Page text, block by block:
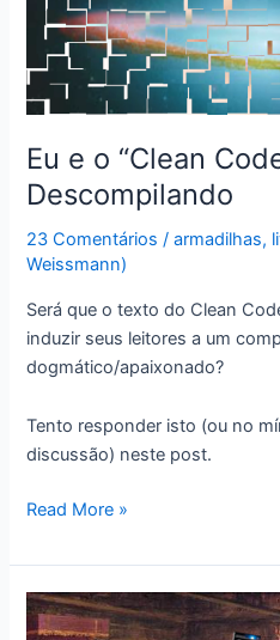
Capítulo
sobre
Comentários
Eu e o “Clean
Descompilando
23 Comentários /armadilhas,
Weissmann)
Será que o texto do Clean
induzir seus leitores a um
dogmático/apaixonado?
Tento responder isto (ou no
discussão) neste post.
Eu
o
“Clean
Code”
Read More »